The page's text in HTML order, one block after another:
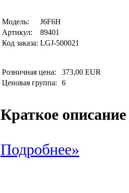
Модель:
J6F6H
Артикул:
89401
Код заказа: LGJ-500021
Розничная цена:
373,00 EUR
Ценовая группа:
6
Краткое описание
Подробнее»